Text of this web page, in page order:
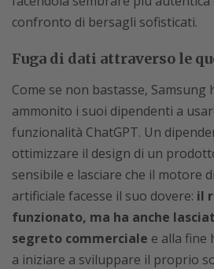
confronto di bersagli sofisticati.
Fuga di dati attraverso le
Come se non bastasse, Samsung
ammonito i suoi dipendenti a
funzionalità ChatGPT. Un
ottimizzare il design di un
sensibile e lasciare che il motore
artificiale facesse il suo dovere: il
funzionato, ma ha anche
segreto commerciale e alla fine
a iniziare a sviluppare il proprio